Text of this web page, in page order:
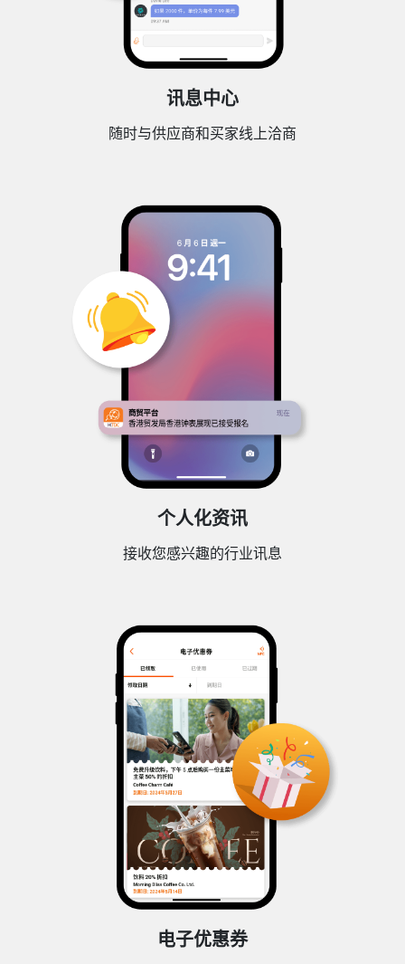
讯息中心
随时与供应商和买家线上洽商
个人化资讯
接收您感兴趣的行业讯息
电子优惠券